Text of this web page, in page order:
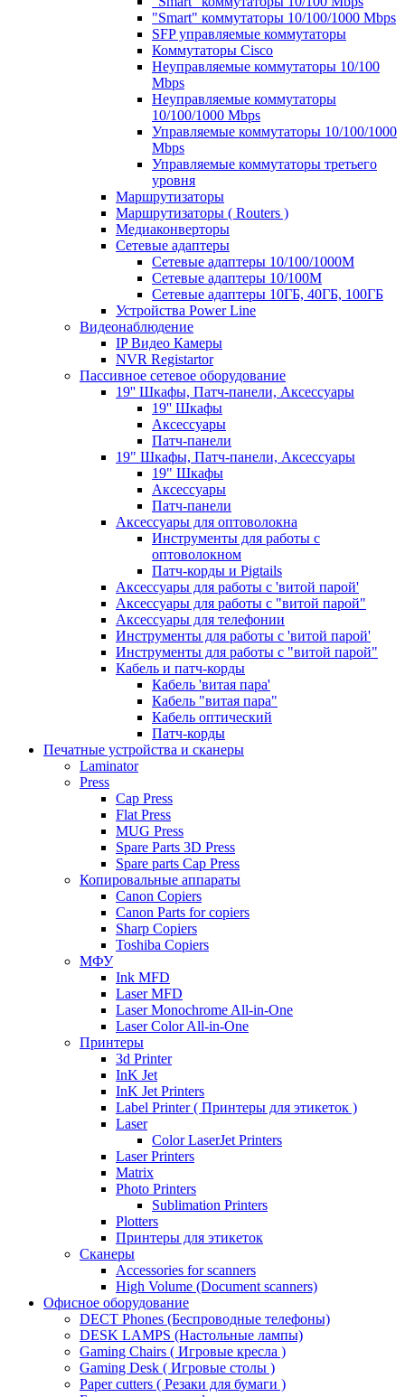
"Smart" коммутаторы 10/100/1000 Mbps
SFP управляемые коммутаторы
Коммутаторы Cisco
Неуправляемые коммутаторы 10/100
Mbps
Неуправляемые коммутаторы
10/100/1000 Mbps
Управляемые коммутаторы 10/100/1000
Mbps
Управляемые коммутаторы третьего
уровня
Маршрутизаторы
Маршрутизаторы ( Routers )
Медиаконверторы
Сетевые адаптеры
Сетевые адаптеры 10/100/1000М
Сетевые адаптеры 10/100M
Сетевые адаптеры 10ГБ, 40ГБ, 100ГБ
Устройства Power Line
Видеонаблюдение
IP Видео Камеры
NVR Registartor
Пассивное сетевое оборудование
19'' Шкафы, Патч-панели, Аксессуары
19'' Шкафы
Аксессуары
Патч-панели
19" Шкафы, Патч-панели, Аксессуары
19" Шкафы
Аксессуары
Патч-панели
Аксессуары для оптоволокна
Инструменты для работы с
оптоволокном
Патч-корды и Pigtails
Аксессуары для работы с 'витой парой'
Аксессуары для работы с "витой парой"
Аксессуары для телефонии
Инструменты для работы с 'витой парой'
Инструменты для работы с "витой парой"
Кабель и патч-корды
Кабель 'витая пара'
Кабель "витая пара"
Кабель оптический
Патч-корды
Печатные устройства и сканеры
Laminator
Press
Cap Press
Flat Press
MUG Press
Spare Parts 3D Press
Spare parts Cap Press
Копировальные аппараты
Canon Copiers
Canon Parts for copiers
Sharp Copiers
Toshiba Copiers
МФУ
Ink MFD
Laser MFD
Laser Monochrome All-in-One
Laser Color All-in-One
Принтеры
3d Printer
InK Jet
InK Jet Printers
Label Printer ( Принтеры для этикеток )
Laser
Color LaserJet Printers
Laser Printers
Matrix
Photo Printers
Sublimation Printers
Plotters
Принтеры для этикеток
Сканеры
Accessories for scanners
High Volume (Document scanners)
Офисное оборудование
DECT Phones (Беспроводные телефоны)
DESK LAMPS (Настольные лампы)
Gaming Chairs ( Игровые кресла )
Gaming Desk ( Игровые столы )
Paper cutters ( Резаки для бумаги )